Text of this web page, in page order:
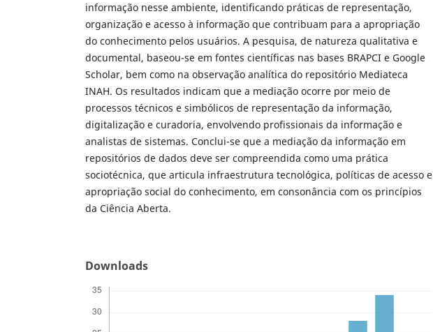
informação nesse ambiente, identificando práticas de representação,
organização e acesso à informação que contribuam para a apropriação
do conhecimento pelos usuários. A pesquisa, de natureza qualitativa e
documental, baseou-se em fontes científicas nas bases BRAPCI e Google
Scholar, bem como na observação analítica do repositório Mediateca
INAH. Os resultados indicam que a mediação ocorre por meio de
processos técnicos e simbólicos de representação da informação,
digitalização e curadoria, envolvendo profissionais da informação e
analistas de sistemas. Conclui-se que a mediação da informação em
repositórios de dados deve ser compreendida como uma prática
sociotécnica, que articula infraestrutura tecnológica, políticas de acesso e
apropriação social do conhecimento, em consonância com os princípios
da Ciência Aberta.
Downloads